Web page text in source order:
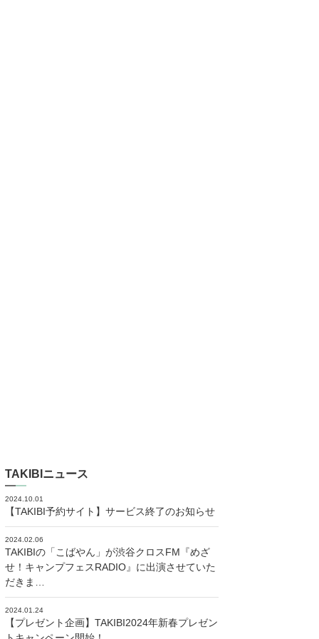
TAKIBIニュース
2024.10.01
【TAKIBI予約サイト】サービス終了のお知らせ
2024.02.06
TAKIBIの「こばやん」が渋谷クロスFM『めざ
せ！キャンプフェスRADIO』に出演させていた
だきま…
2024.01.24
【プレゼント企画】TAKIBI2024年新春プレゼン